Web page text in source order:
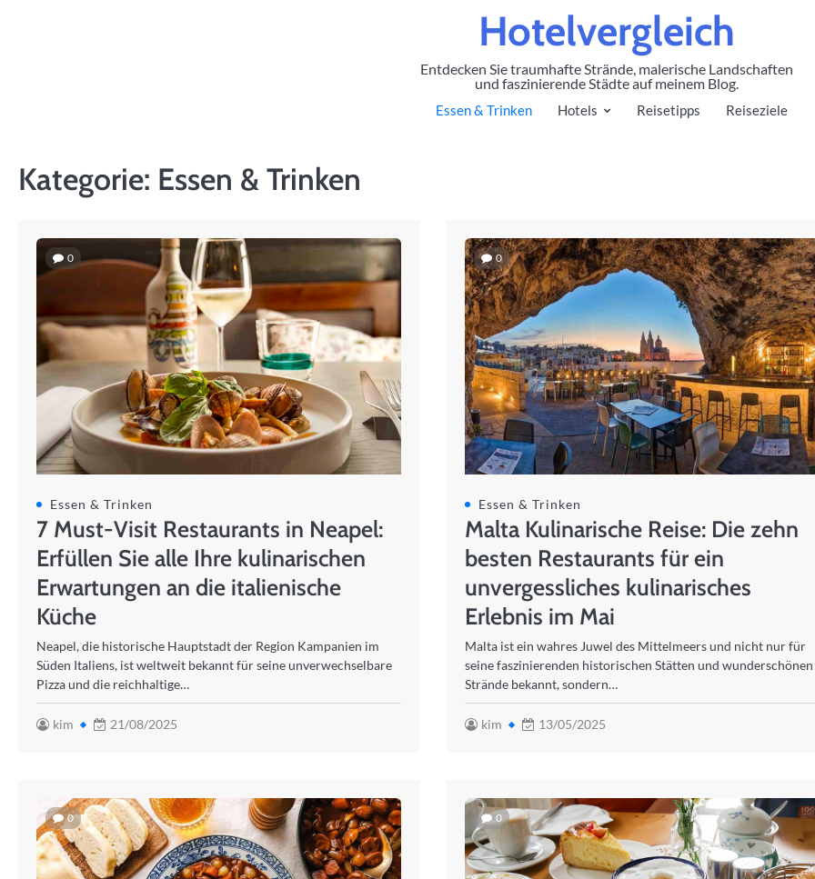
Hotelvergleich
Entdecken Sie traumhafte Strände, malerische Landschaften
und faszinierende Städte auf meinem Blog.
Essen & Trinken Hotels Reisetipps Reiseziele
Kategorie: Essen & Trinken
0
Essen & Trinken
7 Must-Visit Restaurants in Neapel:
Erfüllen Sie alle Ihre kulinarischen
Erwartungen an die italienische
Küche
Neapel, die historische Hauptstadt der Region Kampanien im
Süden Italiens, ist weltweit bekannt für seine unverwechselbare
Pizza und die reichhaltige…
kim 21/08/2025
0
Essen & Trinken
Malta Kulinarische Reise: Die zehn
besten Restaurants für ein
unvergessliches kulinarisches
Erlebnis im Mai
Malta ist ein wahres Juwel des Mittelmeers und nicht nur für
seine faszinierenden historischen Stätten und wunderschönen
Strände bekannt, sondern…
kim 13/05/2025
0 0